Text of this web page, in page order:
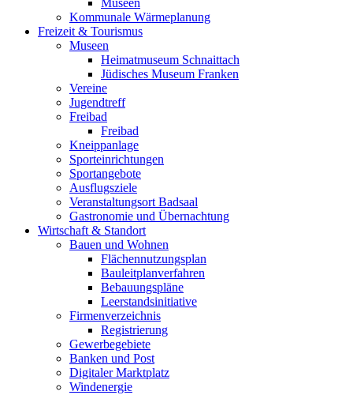
Museen
Kommunale Wärmeplanung
Freizeit & Tourismus
Museen
Heimatmuseum Schnaittach
Jüdisches Museum Franken
Vereine
Jugendtreff
Freibad
Freibad
Kneippanlage
Sporteinrichtungen
Sportangebote
Ausflugsziele
Veranstaltungsort Badsaal
Gastronomie und Übernachtung
Wirtschaft & Standort
Bauen und Wohnen
Flächennutzungsplan
Bauleitplanverfahren
Bebauungspläne
Leerstandsinitiative
Firmenverzeichnis
Registrierung
Gewerbegebiete
Banken und Post
Digitaler Marktplatz
Windenergie